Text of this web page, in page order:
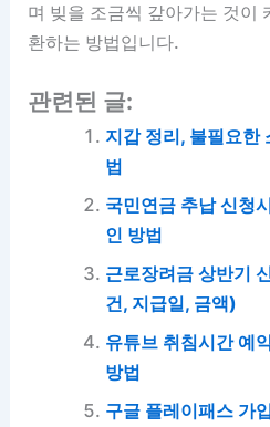
며 빚을 조금씩 갚아가는 것이
환하는 방법입니다.
관련된 글:
지갑 정리, 불필요한
법
국민연금 추납 신청
인 방법
근로장려금 상반기
건, 지급일, 금액)
유튜브 취침시간 예
방법
구글 플레이패스 가